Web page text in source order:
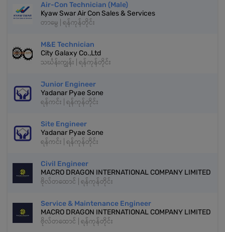
Air-Con Technician (Male)
Kyaw Swar Air Con Sales & Services
တာမွေ | ရန်ကုန်တိုင်း
M&E Technician
City Galaxy Co.,Ltd
သင်္ဃန်းကျွန်း | ရန်ကုန်တိုင်း
Junior Engineer
Yadanar Pyae Sone
ရန်ကင်း | ရန်ကုန်တိုင်း
Site Engineer
Yadanar Pyae Sone
ရန်ကင်း | ရန်ကုန်တိုင်း
Civil Engineer
MACRO DRAGON INTERNATIONAL COMPANY LIMITED
ဗိုလ်တထောင် | ရန်ကုန်တိုင်း
Service & Maintenance Engineer
MACRO DRAGON INTERNATIONAL COMPANY LIMITED
ဗိုလ်တထောင် | ရန်ကုန်တိုင်း